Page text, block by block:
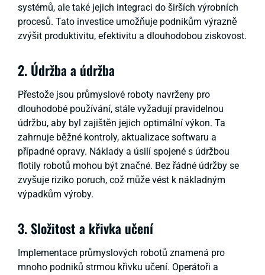
systémů, ale také jejich integraci do širších výrobních
procesů. Tato investice umožňuje podnikům výrazně
zvýšit produktivitu, efektivitu a dlouhodobou ziskovost.
2. Údržba a údržba
Přestože jsou průmyslové roboty navrženy pro
dlouhodobé používání, stále vyžadují pravidelnou
údržbu, aby byl zajištěn jejich optimální výkon. Ta
zahrnuje běžné kontroly, aktualizace softwaru a
případné opravy. Náklady a úsilí spojené s údržbou
flotily robotů mohou být značné. Bez řádné údržby se
zvyšuje riziko poruch, což může vést k nákladným
výpadkům výroby.
3. Složitost a křivka učení
Implementace průmyslových robotů znamená pro
mnoho podniků strmou křivku učení. Operátoři a